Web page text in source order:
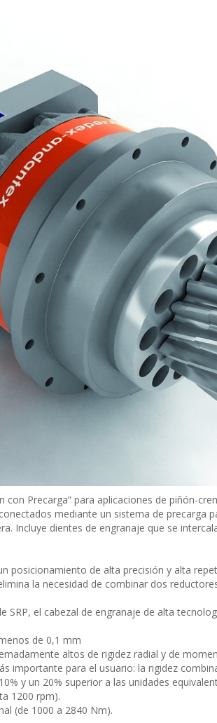
con Precarga” para aplicaciones de piñón-
mediante un sistema de precarga
Incluye dientes de engranaje que se
posicionamiento de alta precisión y alta
la necesidad de combinar dos
SRP, el cabezal de engranaje de alta
de 0,1 mm
altos de rigidez radial y de
importante para el usuario: la rigidez
y un 20% superior a las unidades
1200 rpm).
(de 1000 a 2840 Nm).